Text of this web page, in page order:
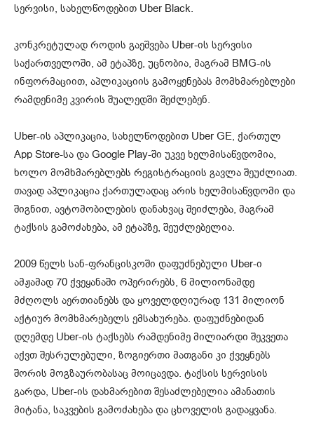
სერვისი, სახელწოდებით Uber Black.
კონკრეტულად როდის გაეშვება Uber-ის სერვისი
საქართველოში, ამ ეტაპზე, უცნობია, მაგრამ BMG-ის
ინფორმაციით, აპლიკაციის გამოყენებას მომხმარებლები
რამდენიმე კვირის შუალედში შეძლებენ.
Uber-ის აპლიკაცია, სახელწოდებით Uber GE, ქართულ
App Store-სა და Google Play-ში უკვე ხელმისაწვდომია,
ხოლო მომხმარებლებს რეგისტრაციის გავლა შეუძლიათ.
თავად აპლიკაცია ქართულადაც არის ხელმისაწვდომი და
შიგნით, ავტომობილების დანახვაც შეიძლება, მაგრამ
ტაქსის გამოძახება, ამ ეტაპზე, შეუძლებელია.
2009 წელს სან-ფრანცისკოში დაფუძნებული Uber-ი
ამჟამად 70 ქვეყანაში ოპერირებს, 6 მილიონამდე
მძღოლს აერთიანებს და ყოველდღიურად 131 მილიონ
აქტიურ მომხმარებელს ემსახურება. დაფუძნებიდან
დღემდე Uber-ის ტაქსებს რამდენიმე მილიარდი შეკვეთა
აქვთ შესრულებული, ზოგიერთი მათგანი კი ქვეყნებს
შორის მოგზაურობასაც მოიცავდა. ტაქსის სერვისის
გარდა, Uber-ის დახმარებით შესაძლებელია ამანათის
მიტანა, საკვების გამოძახება და ცხოველის გადაყვანა.